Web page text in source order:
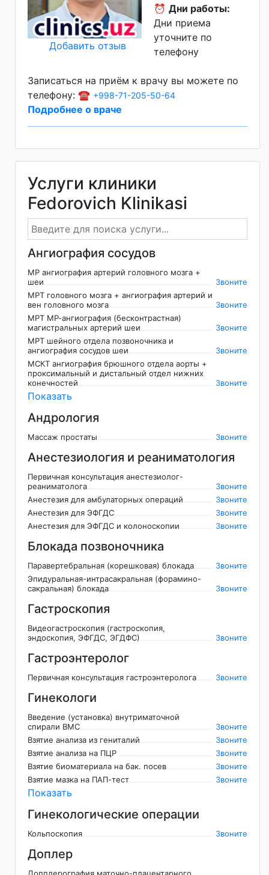
Добавить отзыв
⏰ Дни работы:
Дни приема
уточните по
телефону
Записаться на приём к врачу вы можете по
телефону: ☎️ +998-71-205-50-64
Подробнее о враче
Услуги клиники
Fedorovich Klinikasi
Ангиография сосудов
МР ангиография артерий головного мозга +
шеи
Звоните
МРТ головного мозга + ангиография артерий и
вен головного мозга
Звоните
МРТ МР-ангиография (беcконтрастная)
магистральных артерий шеи
Звоните
МРТ шейного отдела позвоночника и
ангиография сосудов шеи
Звоните
МСКТ ангиография брюшного отдела аорты +
проксимальный и дистальный отдел нижних
конечностей
Звоните
Показать
Андрология
Массаж простаты Звоните
Анестезиология и реаниматология
Первичная консультация анестезиолог-
реаниматолога
Звоните
Анестезия для амбулаторных операций
Звоните
Анестезия для ЭФГДС
Звоните
Анестезия для ЭФГДС и колоноскопии
Звоните
Блокада позвоночника
Паравертебральная (корешковая) блокада
Звоните
Эпидуральная-интрасакральная (форамино-
сакральная) блокада
Звоните
Гастроскопия
Видеогастроскопия (гастроскопия,
эндоскопия, ЭФГДС, ЭГДФС)
Звоните
Гастроэнтеролог
Первичная консультация гастроэнтеролога Звоните
Гинекологи
Введение (установка) внутриматочной
спирали ВМС
Звоните
Взятие анализа из гениталий
Звоните
Взятие анализа на ПЦР
Звоните
Взятие биоматериала на бак. посев
Звоните
Взятие мазка на ПАП-тест
Звоните
Показать
Гинекологические операции
Кольпоскопия Звоните
Доплер